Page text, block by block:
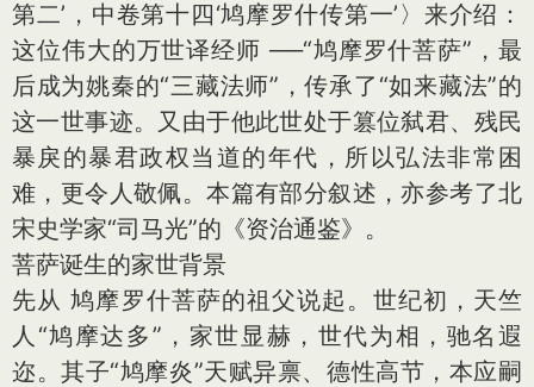
第二’，中卷第十四‘鸠摩罗什传第一’〉来介绍：
这位伟大的万世译经师 ──“鸠摩罗什菩萨”，最
后成为姚秦的“三藏法师”，传承了“如来藏法”的
这一世事迹。又由于他此世处于篡位弑君、残民
暴戾的暴君政权当道的年代，所以弘法非常困
难，更令人敬佩。本篇有部分叙述，亦参考了北
宋史学家“司马光”的《资治通鉴》。
菩萨诞生的家世背景
先从 鸠摩罗什菩萨的祖父说起。世纪初，天竺
人“鸠摩达多”，家世显赫，世代为相，驰名遐
迩。其子“鸠摩炎”天赋异禀、德性高节，本应嗣